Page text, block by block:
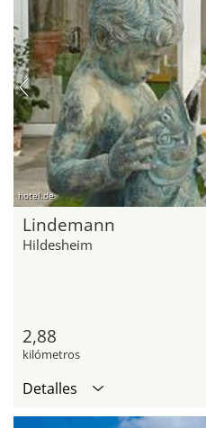
hotel.de
Lindemann
Hildesheim
2,88
kilómetros
Detalles